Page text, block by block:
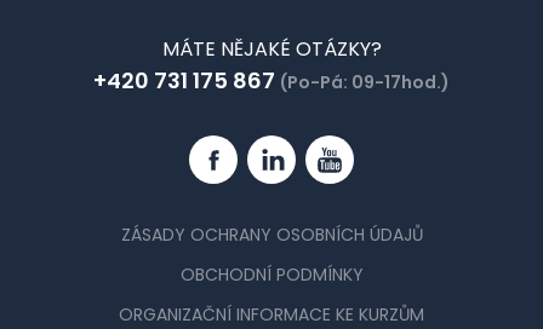
MÁTE NĚJAKÉ OTÁZKY?
+420 731 175 867 (Po-Pá: 09-17hod.)
FacebookLinkedinYouTube
ZÁSADY OCHRANY OSOBNÍCH ÚDAJŮ
OBCHODNÍ PODMÍNKY
ORGANIZAČNÍ INFORMACE KE KURZŮM